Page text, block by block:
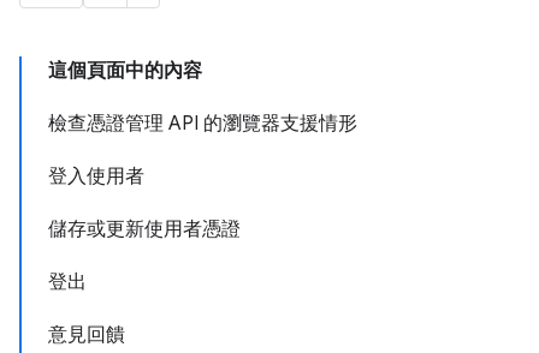
這個頁面中的內容
檢查憑證管理 API 的瀏覽器支援情形
登入使用者
儲存或更新使用者憑證
登出
意見回饋